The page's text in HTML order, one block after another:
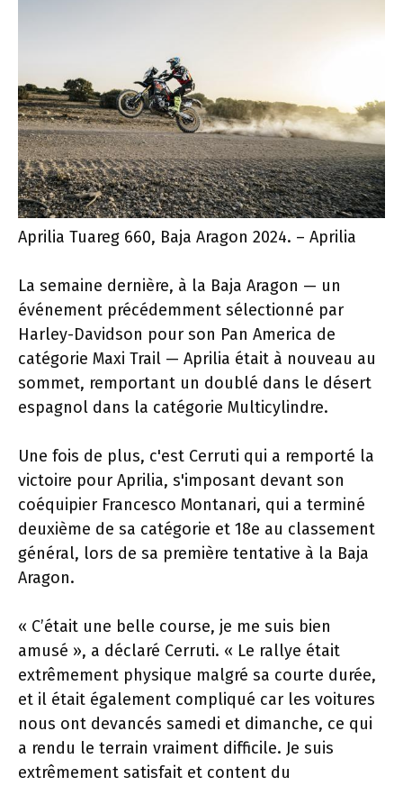
Aprilia Tuareg 660, Baja Aragon 2024. – Aprilia
La semaine dernière, à la Baja Aragon — un
événement précédemment sélectionné par
Harley-Davidson pour son Pan America de
catégorie Maxi Trail — Aprilia était à nouveau au
sommet, remportant un doublé dans le désert
espagnol dans la catégorie Multicylindre.
Une fois de plus, c'est Cerruti qui a remporté la
victoire pour Aprilia, s'imposant devant son
coéquipier Francesco Montanari, qui a terminé
deuxième de sa catégorie et 18e au classement
général, lors de sa première tentative à la Baja
Aragon.
« C’était une belle course, je me suis bien
amusé », a déclaré Cerruti. « Le rallye était
extrêmement physique malgré sa courte durée,
et il était également compliqué car les voitures
nous ont devancés samedi et dimanche, ce qui
a rendu le terrain vraiment difficile. Je suis
extrêmement satisfait et content du